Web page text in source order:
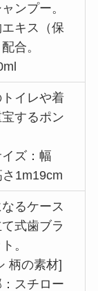
ンプー。
キス（保
合。
イレや着
するポン
ズ：幅
1m19cm
るケース
式歯ブラ
。
柄の素材]
スチロー